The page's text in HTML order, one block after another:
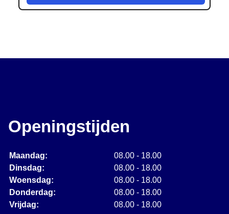
Openingstijden
Maandag:
08.00 - 18.00
Dinsdag:
08.00 - 18.00
Woensdag:
08.00 - 18.00
Donderdag:
08.00 - 18.00
Vrijdag:
08.00 - 18.00